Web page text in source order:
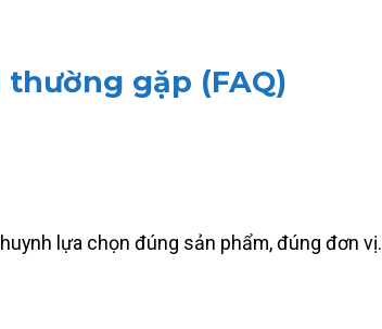
gặp (FAQ)
lựa chọn đúng sản phẩm, đúng đơn vị.